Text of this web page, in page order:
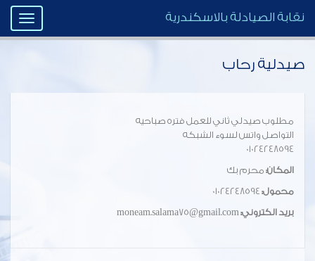
Toggle
نقابة الصيادلة بالاسكندرية
صيدلية رحاب
مطلوب صيدلي ثاني للعمل فتره صباحيه
التواصل واتس لسوء الشبكه
01024248594
المكان: محرم بك
محمول:
بريد الكتروني: